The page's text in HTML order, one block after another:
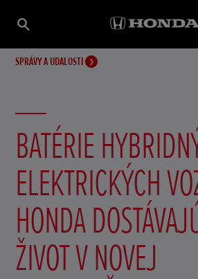
SPRÁVY A UDALOSTI
BATÉRIE
ELEKTRICKÝCH
HONDA
ŽIVOT V NOVEJ